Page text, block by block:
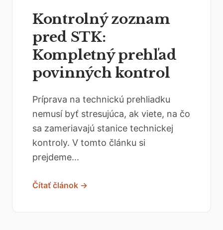
Kontrolný zoznam
pred STK:
Kompletný prehľad
povinných kontrol
Príprava na technickú prehliadku
nemusí byť stresujúca, ak viete, na čo
sa zameriavajú stanice technickej
kontroly. V tomto článku si
prejdeme...
Čítať článok →